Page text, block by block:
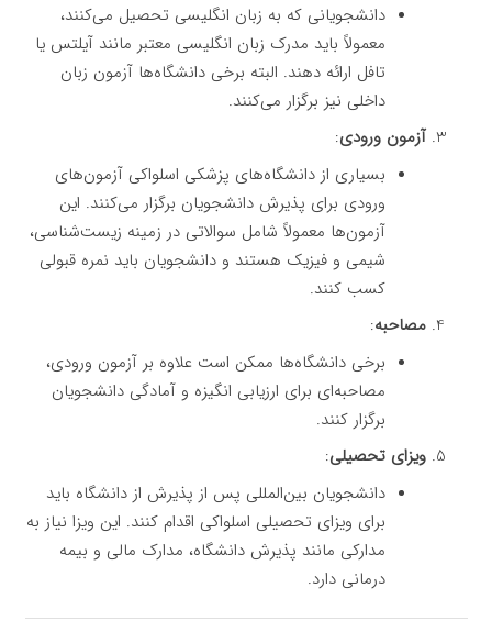
دانشجویانی که به زبان انگلیسی تحصیل می‌کنند،
معمولاً باید مدرک زبان انگلیسی معتبر مانند آیلتس یا
تافل ارائه دهند. البته برخی دانشگاه‌ها آزمون زبان
داخلی نیز برگزار می‌کنند.
آزمون ورودی:
بسیاری از دانشگاه‌های پزشکی اسلواکی آزمون‌های
ورودی برای پذیرش دانشجویان برگزار می‌کنند. این
آزمون‌ها معمولاً شامل سوالاتی در زمینه زیست‌شناسی،
شیمی و فیزیک هستند و دانشجویان باید نمره قبولی
کسب کنند.
مصاحبه:
برخی دانشگاه‌ها ممکن است علاوه بر آزمون ورودی،
مصاحبه‌ای برای ارزیابی انگیزه و آمادگی دانشجویان
برگزار کنند.
ویزای تحصیلی:
دانشجویان بین‌المللی پس از پذیرش از دانشگاه باید
برای ویزای تحصیلی اسلواکی اقدام کنند. این ویزا نیاز به
مدارکی مانند پذیرش دانشگاه، مدارک مالی و بیمه
درمانی دارد.